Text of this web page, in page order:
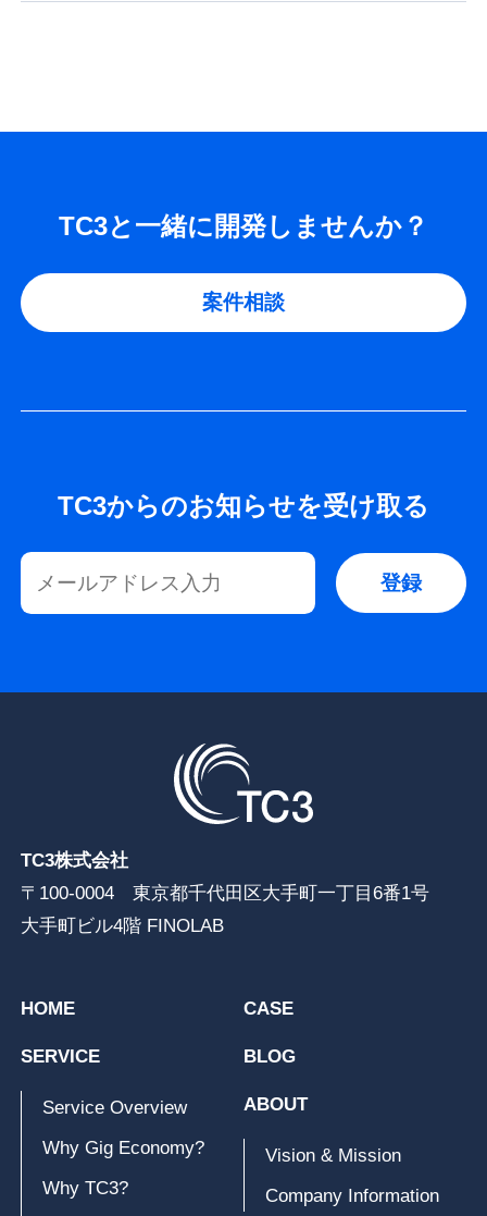
TC3と一緒に開発しませんか？
案件相談
TC3からのお知らせを受け取る
TC3株式会社
〒100-0004 東京都千代田区大手町一丁目6番1号
大手町ビル4階 FINOLAB
HOME
SERVICE
Service Overview
Why Gig Economy?
Why TC3?
CASE
BLOG
ABOUT
Vision & Mission
Company Information